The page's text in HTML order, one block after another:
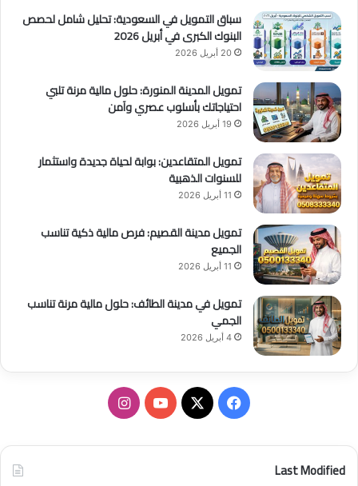
ر
ة
سباق التمويل في السعودية: تحليل شامل لحصص
البنوك الكبرى في أبريل 2026
20 أبريل 2026
تمويل المدينة المنورة: حلول مالية مرنة تلبي
احتياجاتك بأسلوب عصري وآمن
19 أبريل 2026
تمويل المتقاعدين: بوابة لحياة جديدة واستثمار
للسنوات الذهبية
11 أبريل 2026
تمويل مدينة القصيم: فرص مالية ذكية تناسب
الجميع
11 أبريل 2026
تمويل في مدينة الطائف: حلول مالية مرنة تناسب
الجمي
4 أبريل 2026
Last Modified